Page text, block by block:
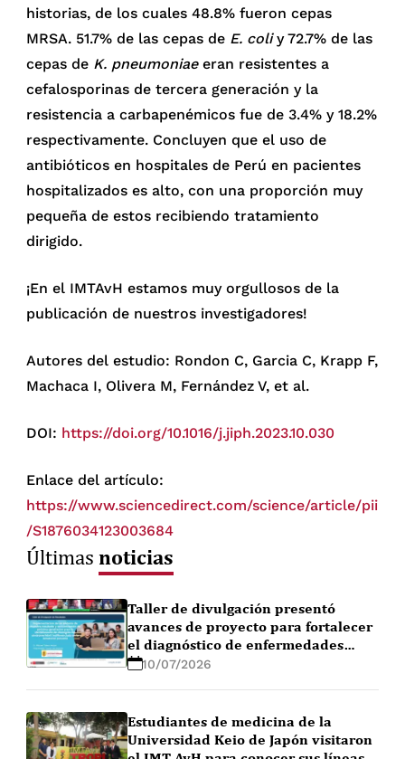
historias, de los cuales 48.8% fueron cepas
MRSA. 51.7% de las cepas de E. coliy 72.7% de las
cepas de K. pneumoniaeeran resistentes a
cefalosporinas de tercera generación y la
resistencia a carbapenémicos fue de 3.4% y 18.2%
respectivamente. Concluyen que el uso de
antibióticos en hospitales de Perú en pacientes
hospitalizados es alto, con una proporción muy
pequeña de estos recibiendo tratamiento
dirigido.
¡En el IMTAvH estamos muy orgullosos de la
publicación de nuestros investigadores!
Autores del estudio: Rondon C, Garcia C, Krapp F,
Machaca I, Olivera M, Fernández V, et al.
DOI: https://doi.org/10.1016/j.jiph.2023.10.030
Enlace del artículo:
https://www.sciencedirect.com/science/article/pii
/S1876034123003684
Últimasnoticias
Taller de divulgación presentó
avances de proyecto para fortalecer
el diagnóstico de enfermedades
febriles en la Amazonía peruana
10/07/2026
Estudiantes de medicina de la
Universidad Keio de Japón visitaron